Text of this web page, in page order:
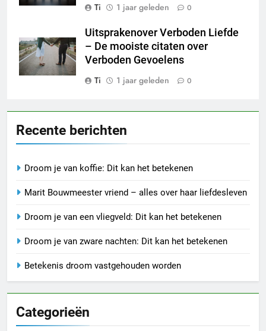
Ti
1 jaar geleden 0
Uitsprakenover Verboden Liefde
– De mooiste citaten over
Verboden Gevoelens
Ti
1 jaar geleden 0
Recente berichten
Droom je van koffie: Dit kan het betekenen
Marit Bouwmeester vriend – alles over haar liefdesleven
Droom je van een vliegveld: Dit kan het betekenen
Droom je van zware nachten: Dit kan het betekenen
Betekenis droom vastgehouden worden
Categorieën